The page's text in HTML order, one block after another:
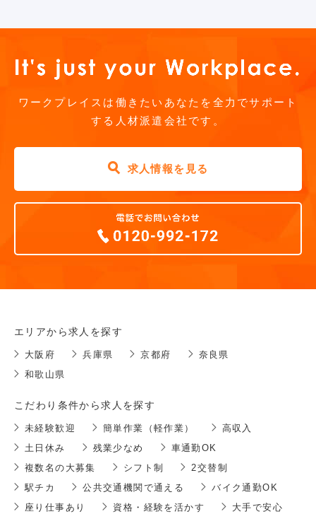
ワークプレイスは働きたいあなたを全力でサポート
する人材派遣会社です。
求人情報を見る
エリアから求人を探す
大阪府 兵庫県 京都府
奈良県
和歌山県
こだわり条件から求人を探す
未経験歓迎 簡単作業（軽作業）
高収入
土日休み
残業少なめ
車通勤OK
複数名の大募集
シフト制
2交替制
駅チカ
公共交通機関で通える
バイク通勤OK
座り仕事あり
資格・経験を活かす
大手で安心